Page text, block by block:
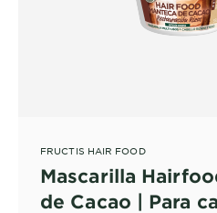
FRUCTIS HAIR FOOD
Mascarilla
de Cacao | Para